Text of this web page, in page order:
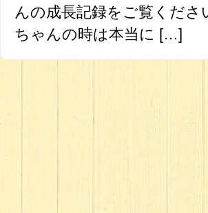
んの成長記録をご覧くださ
ちゃんの時は本当に […]